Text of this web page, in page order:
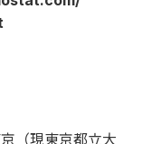
（現東京都立大